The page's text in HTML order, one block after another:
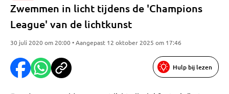
Zwemmen in licht tijdens de 'Champions
League' van de lichtkunst
30 juli 2020 om 20:00 • Aangepast 12 oktober 2025 om 17:46
Hulp bij lezen